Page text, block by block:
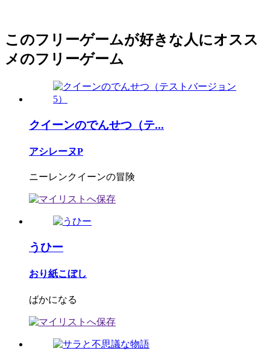
このフリーゲームが好きな人にオスス
メのフリーゲーム
クイーンのでんせつ（テ...
アシレーヌP
ニーレンクイーンの冒険
うひー
おり紙こぼし
ばかになる